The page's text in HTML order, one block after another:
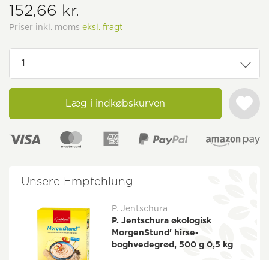
152,66 kr.
Priser inkl. moms eksl. fragt
Læg i indkøbskurven
Unsere Empfehlung
P. Jentschura
P. Jentschura økologisk
MorgenStund' hirse-
boghvedegrød, 500 g 0,5 kg